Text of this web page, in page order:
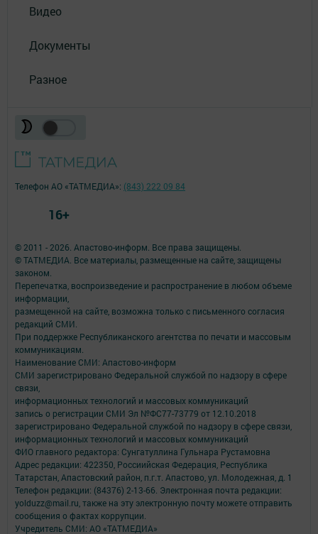
Видео
Документы
Разное
© 2011 - 2026. Апастово-информ. Все права защищены.
© ТАТМЕДИА. Все материалы, размещенные на сайте, защищены
законом.
Перепечатка, воспроизведение и распространение в любом объеме
информации,
размещенной на сайте, возможна только с письменного согласия
редакций СМИ.
При поддержке Республиканского агентства по печати и массовым
коммуникациям.
Наименование СМИ: Апастово-информ
СМИ зарегистрировано Федеральной службой по надзору в сфере
связи,
информационных технологий и массовых коммуникаций
запись о регистрации СМИ Эл №ФС77-73779 от 12.10.2018
зарегистрировано Федеральной службой по надзору в сфере связи,
информационных технологий и массовых коммуникаций
ФИО главного редактора: Сунгатуллина Гульнара Рустамовна
Адрес редакции: 422350, Россиийская Федерация, Республика
Татарстан, Апастовский район, п.г.т. Апастово, ул. Молодежная, д. 1
Телефон редакции: (84376) 2-13-66. Электронная почта редакции:
yolduzz@mail.ru, также на эту электронную почту можете отправить
сообщения о фактах коррупции.
Учредитель СМИ: АО «ТАТМЕДИА»
Телефон АО «ТАТМЕДИА»: (843) 222 09 84
16+